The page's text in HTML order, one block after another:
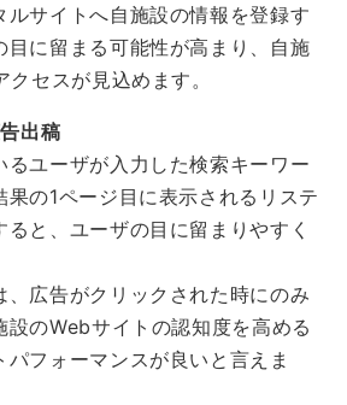
ルサイトへ自施設の情報を登録す
目に留まる可能性が高まり、自施
セスが見込めます。
出稿
るユーザが入力した検索キーワー
果の1ページ目に表示されるリステ
ると、ユーザの目に留まりやすく
、広告がクリックされた時にのみ
設のWebサイトの認知度を高める
フォーマンスが良いと言えま